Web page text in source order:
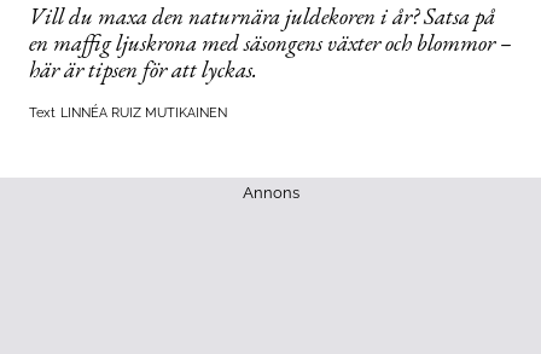
Vill du maxa den naturnära juldekoren i år? Satsa på
en maffig ljuskrona med säsongens växter och blommor –
här är tipsen för att lyckas.
Text LINNÉA RUIZ MUTIKAINEN
Annons